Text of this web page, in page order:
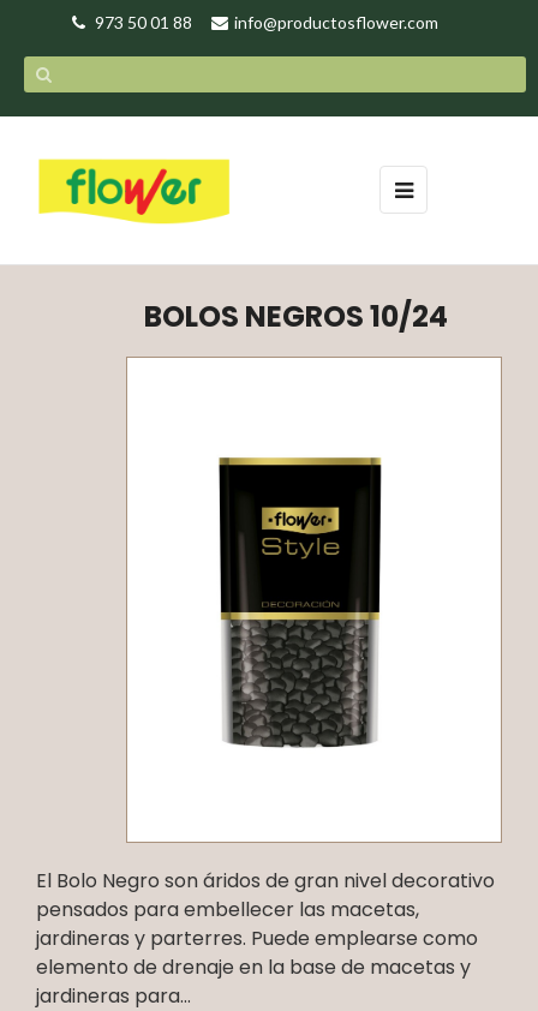
973 50 01 88 info@productosflower.com
Navegación
de
☰
BOLOS NEGROS 10/24
El Bolo Negro son áridos de gran nivel decorativo
pensados para embellecer las macetas,
jardineras y parterres. Puede emplearse como
elemento de drenaje en la base de macetas y
jardineras para...